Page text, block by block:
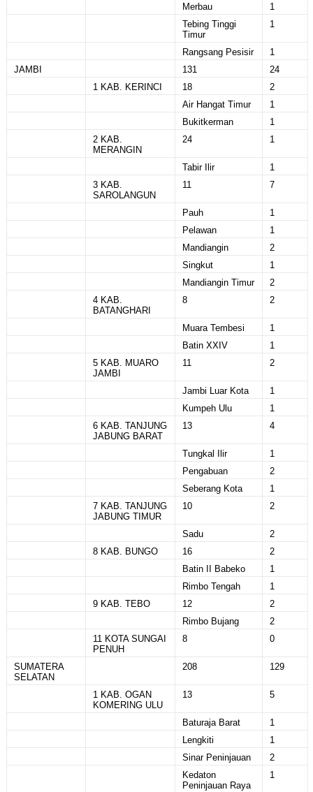
Merbau
1
Tebing Tinggi
Timur
1
Rangsang Pesisir
1
JAMBI
131
24
1 KAB. KERINCI
18
2
Air Hangat Timur
1
Bukitkerman
1
2 KAB.
MERANGIN
24 1
Tabir Ilir
1
3 KAB.
SAROLANGUN
11 7
Pauh
1
Pelawan
1
Mandiangin
2
Singkut
1
Mandiangin Timur
2
4 KAB.
BATANGHARI
8 2
Muara Tembesi
1
Batin XXIV
1
5 KAB. MUARO
JAMBI
11 2
Jambi Luar Kota
1
Kumpeh Ulu
1
6 KAB. TANJUNG
JABUNG BARAT
13 4
Tungkal Ilir
1
Pengabuan
2
Seberang Kota
1
7 KAB. TANJUNG
JABUNG TIMUR
10 2
Sadu
2
8 KAB. BUNGO
16
2
Batin II Babeko
1
Rimbo Tengah
1
9 KAB. TEBO
12
2
Rimbo Bujang
2
11 KOTA SUNGAI
PENUH
8 0
SUMATERA
SELATAN
208 129
1 KAB. OGAN
KOMERING ULU
13 5
Baturaja Barat
1
Lengkiti
1
Sinar Peninjauan
2
Kedaton
Peninjauan Raya
1